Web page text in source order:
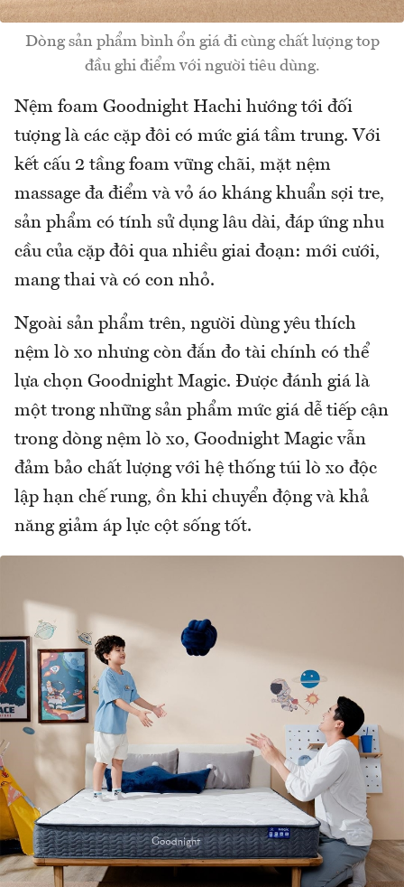
Dòng sản phẩm bình ổn giá đi cùng chất lượng top
đầu ghi điểm với người tiêu dùng.
Nệm foam Goodnight Hachi hướng tới đối
tượng là các cặp đôi có mức giá tầm trung. Với
kết cấu 2 tầng foam vững chãi, mặt nệm
massage đa điểm và vỏ áo kháng khuẩn sợi tre,
sản phẩm có tính sử dụng lâu dài, đáp ứng nhu
cầu của cặp đôi qua nhiều giai đoạn: mới cưới,
mang thai và có con nhỏ.
Ngoài sản phẩm trên, người dùng yêu thích
nệm lò xo nhưng còn đắn đo tài chính có thể
lựa chọn Goodnight Magic. Được đánh giá là
một trong những sản phẩm mức giá dễ tiếp cận
trong dòng nệm lò xo, Goodnight Magic vẫn
đảm bảo chất lượng với hệ thống túi lò xo độc
lập hạn chế rung, ồn khi chuyển động và khả
năng giảm áp lực cột sống tốt.